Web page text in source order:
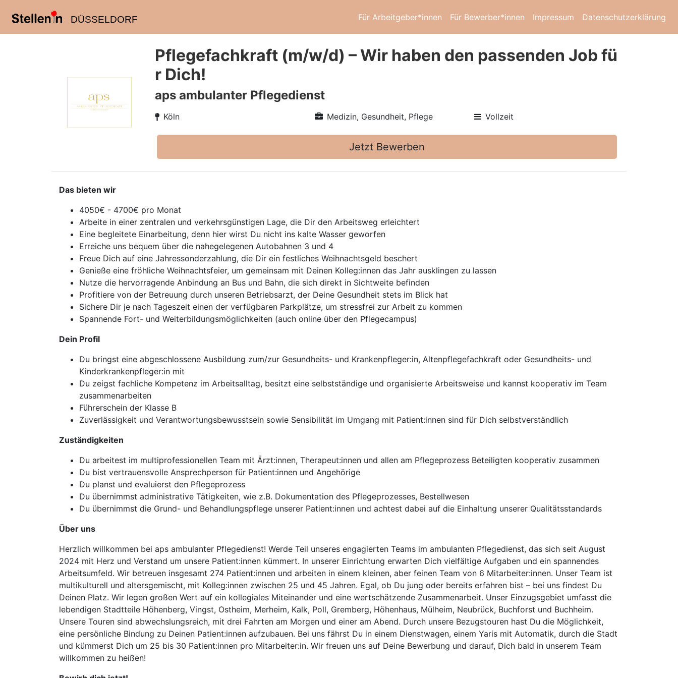
DÜSSELDORF Für Arbeitgeber*innen Für Bewerber*innen Impressum Datenschutzerklärung
Pflegefachkraft (m/w/d) – Wir haben den passenden Job fü
r Dich!
aps ambulanter Pflegedienst
Köln Medizin, Gesundheit, Pflege Vollzeit
Jetzt Bewerben
Das bieten wir
4050€ - 4700€ pro Monat
Arbeite in einer zentralen und verkehrsgünstigen Lage, die Dir den Arbeitsweg erleichtert
Eine begleitete Einarbeitung, denn hier wirst Du nicht ins kalte Wasser geworfen
Erreiche uns bequem über die nahegelegenen Autobahnen 3 und 4
Freue Dich auf eine Jahressonderzahlung, die Dir ein festliches Weihnachtsgeld beschert
Genieße eine fröhliche Weihnachtsfeier, um gemeinsam mit Deinen Kolleg:innen das Jahr ausklingen zu lassen
Nutze die hervorragende Anbindung an Bus und Bahn, die sich direkt in Sichtweite befinden
Profitiere von der Betreuung durch unseren Betriebsarzt, der Deine Gesundheit stets im Blick hat
Sichere Dir je nach Tageszeit einen der verfügbaren Parkplätze, um stressfrei zur Arbeit zu kommen
Spannende Fort- und Weiterbildungsmöglichkeiten (auch online über den Pflegecampus)
Dein Profil
Du bringst eine abgeschlossene Ausbildung zum/zur Gesundheits- und Krankenpfleger:in, Altenpflegefachkraft oder Gesundheits- und
Kinderkrankenpfleger:in mit
Du zeigst fachliche Kompetenz im Arbeitsalltag, besitzt eine selbstständige und organisierte Arbeitsweise und kannst kooperativ im Team
zusammenarbeiten
Führerschein der Klasse B
Zuverlässigkeit und Verantwortungsbewusstsein sowie Sensibilität im Umgang mit Patient:innen sind für Dich selbstverständlich
Zuständigkeiten
Du arbeitest im multiprofessionellen Team mit Ärzt:innen, Therapeut:innen und allen am Pflegeprozess Beteiligten kooperativ zusammen
Du bist vertrauensvolle Ansprechperson für Patient:innen und Angehörige
Du planst und evaluierst den Pflegeprozess
Du übernimmst administrative Tätigkeiten, wie z.B. Dokumentation des Pflegeprozesses, Bestellwesen
Du übernimmst die Grund- und Behandlungspflege unserer Patient:innen und achtest dabei auf die Einhaltung unserer Qualitätsstandards
Über uns
Herzlich willkommen bei aps ambulanter Pflegedienst! Werde Teil unseres engagierten Teams im ambulanten Pflegedienst, das sich seit August
2024 mit Herz und Verstand um unsere Patient:innen kümmert. In unserer Einrichtung erwarten Dich vielfältige Aufgaben und ein spannendes
Arbeitsumfeld. Wir betreuen insgesamt 274 Patient:innen und arbeiten in einem kleinen, aber feinen Team von 6 Mitarbeiter:innen. Unser Team ist
multikulturell und altersgemischt, mit Kolleg:innen zwischen 25 und 45 Jahren. Egal, ob Du jung oder bereits erfahren bist – bei uns findest Du
Deinen Platz. Wir legen großen Wert auf ein kollegiales Miteinander und eine wertschätzende Zusammenarbeit. Unser Einzugsgebiet umfasst die
lebendigen Stadtteile Höhenberg, Vingst, Ostheim, Merheim, Kalk, Poll, Gremberg, Höhenhaus, Mülheim, Neubrück, Buchforst und Buchheim.
Unsere Touren sind abwechslungsreich, mit drei Fahrten am Morgen und einer am Abend. Durch unsere Bezugstouren hast Du die Möglichkeit,
eine persönliche Bindung zu Deinen Patient:innen aufzubauen. Bei uns fährst Du in einem Dienstwagen, einem Yaris mit Automatik, durch die Stadt
und kümmerst Dich um 25 bis 30 Patient:innen pro Mitarbeiter:in. Wir freuen uns auf Deine Bewerbung und darauf, Dich bald in unserem Team
willkommen zu heißen!